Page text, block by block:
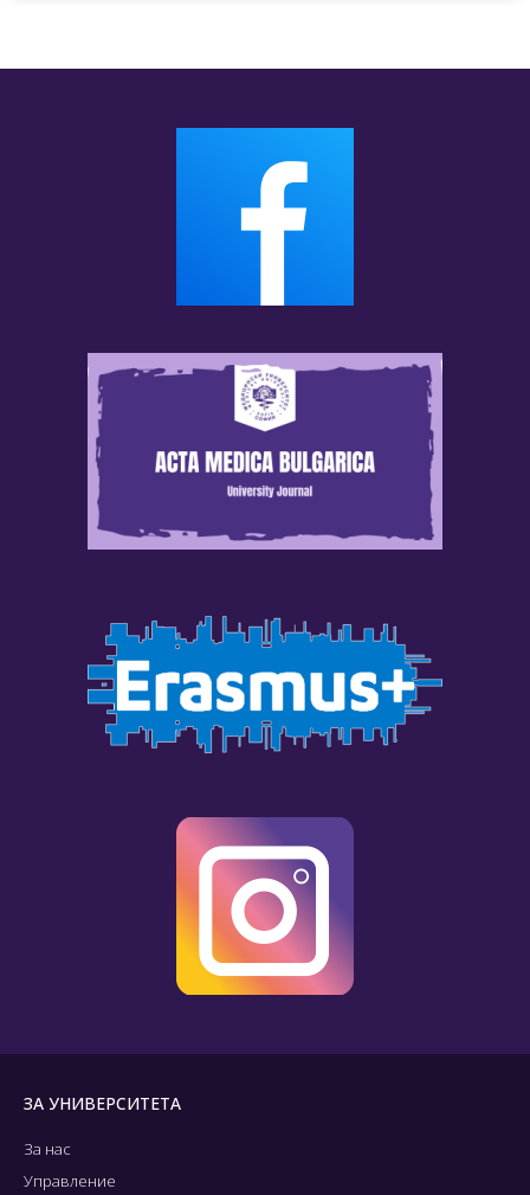
ЗА УНИВЕРСИТЕТА
За нас
Управление